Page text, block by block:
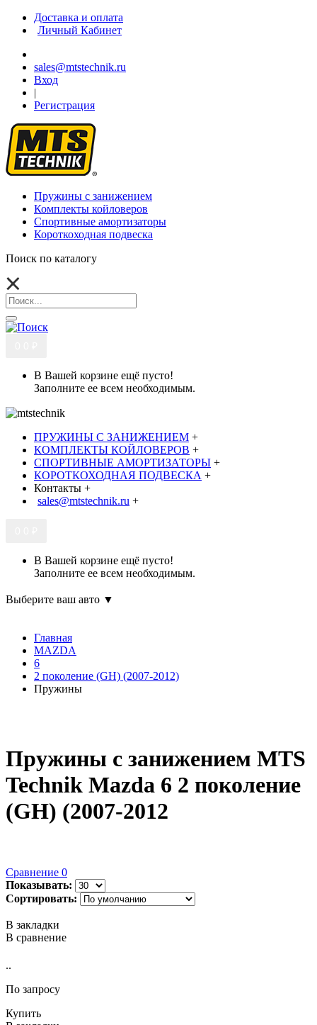
Доставка и оплата
Личный Кабинет
sales@mtstechnik.ru
Вход
|
Регистрация
Пружины с занижением
Комплекты койловеров
Спортивные амортизаторы
Короткоходная подвеска
Поиск по каталогу
В Вашей корзине ещё пусто!
Заполните ее всем необходимым.
ПРУЖИНЫ С ЗАНИЖЕНИЕМ +
КОМПЛЕКТЫ КОЙЛОВЕРОВ +
СПОРТИВНЫЕ АМОРТИЗАТОРЫ +
КОРОТКОХОДНАЯ ПОДВЕСКА +
Контакты +
sales@mtstechnik.ru +
В Вашей корзине ещё пусто!
Заполните ее всем необходимым.
Выберите ваш авто ▼
Главная
MAZDA
6
2 поколение (GH) (2007-2012)
Пружины
Пружины с занижением MTS
Technik Mazda 6 2 поколение
(GH) (2007-2012
Сравнение 0
Показывать:
Сортировать:
В закладки
В сравнение
..
По запросу
Купить